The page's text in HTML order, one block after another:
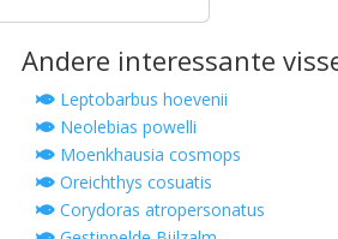
Andere interessante
Leptobarbus hoevenii
Neolebias powelli
Moenkhausia cosmops
Oreichthys cosuatis
Corydoras atropersonatus